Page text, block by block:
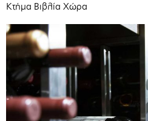
Κτήμα Βιβλία Χώρα